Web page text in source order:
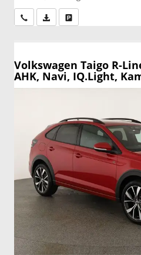
Wir rufen Sie anPDF-Datei, Fahrzeugexposé
Volkswagen Taigo R-
AHK, Navi, IQ.Light,